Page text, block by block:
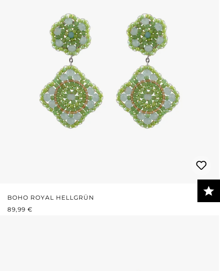
BOHO ROYAL HELLGRÜN
REGULÄRER PREIS:
89,99 €